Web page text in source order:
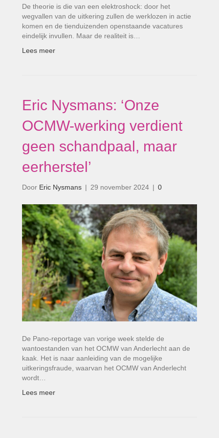
De theorie is die van een elektroshock: door het
wegvallen van de uitkering zullen de werklozen in actie
komen en de tienduizenden openstaande vacatures
eindelijk invullen. Maar de realiteit is…
Lees meer
Eric Nysmans: ‘Onze
OCMW-werking verdient
geen schandpaal, maar
eerherstel’
Door Eric Nysmans | 29 november 2024 | 0
De Pano-reportage van vorige week stelde de
wantoestanden van het OCMW van Anderlecht aan de
kaak. Het is naar aanleiding van de mogelijke
uitkeringsfraude, waarvan het OCMW van Anderlecht
wordt…
Lees meer